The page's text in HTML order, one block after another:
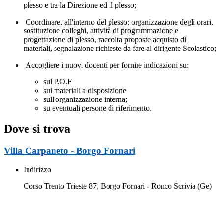
plesso e tra la Direzione ed il plesso;
Coordinare, all'interno del plesso: organizzazione degli orari,
sostituzione colleghi, attività di programmazione e
progettazione di plesso, raccolta proposte acquisto di
materiali, segnalazione richieste da fare al dirigente Scolastico;
Accogliere i nuovi docenti per fornire indicazioni su:
sul P.O.F
sui materiali a disposizione
sull'organizzazione interna;
su eventuali persone di riferimento.
Dove si trova
Villa Carpaneto - Borgo Fornari
Indirizzo
Corso Trento Trieste 87, Borgo Fornari - Ronco Scrivia (Ge)